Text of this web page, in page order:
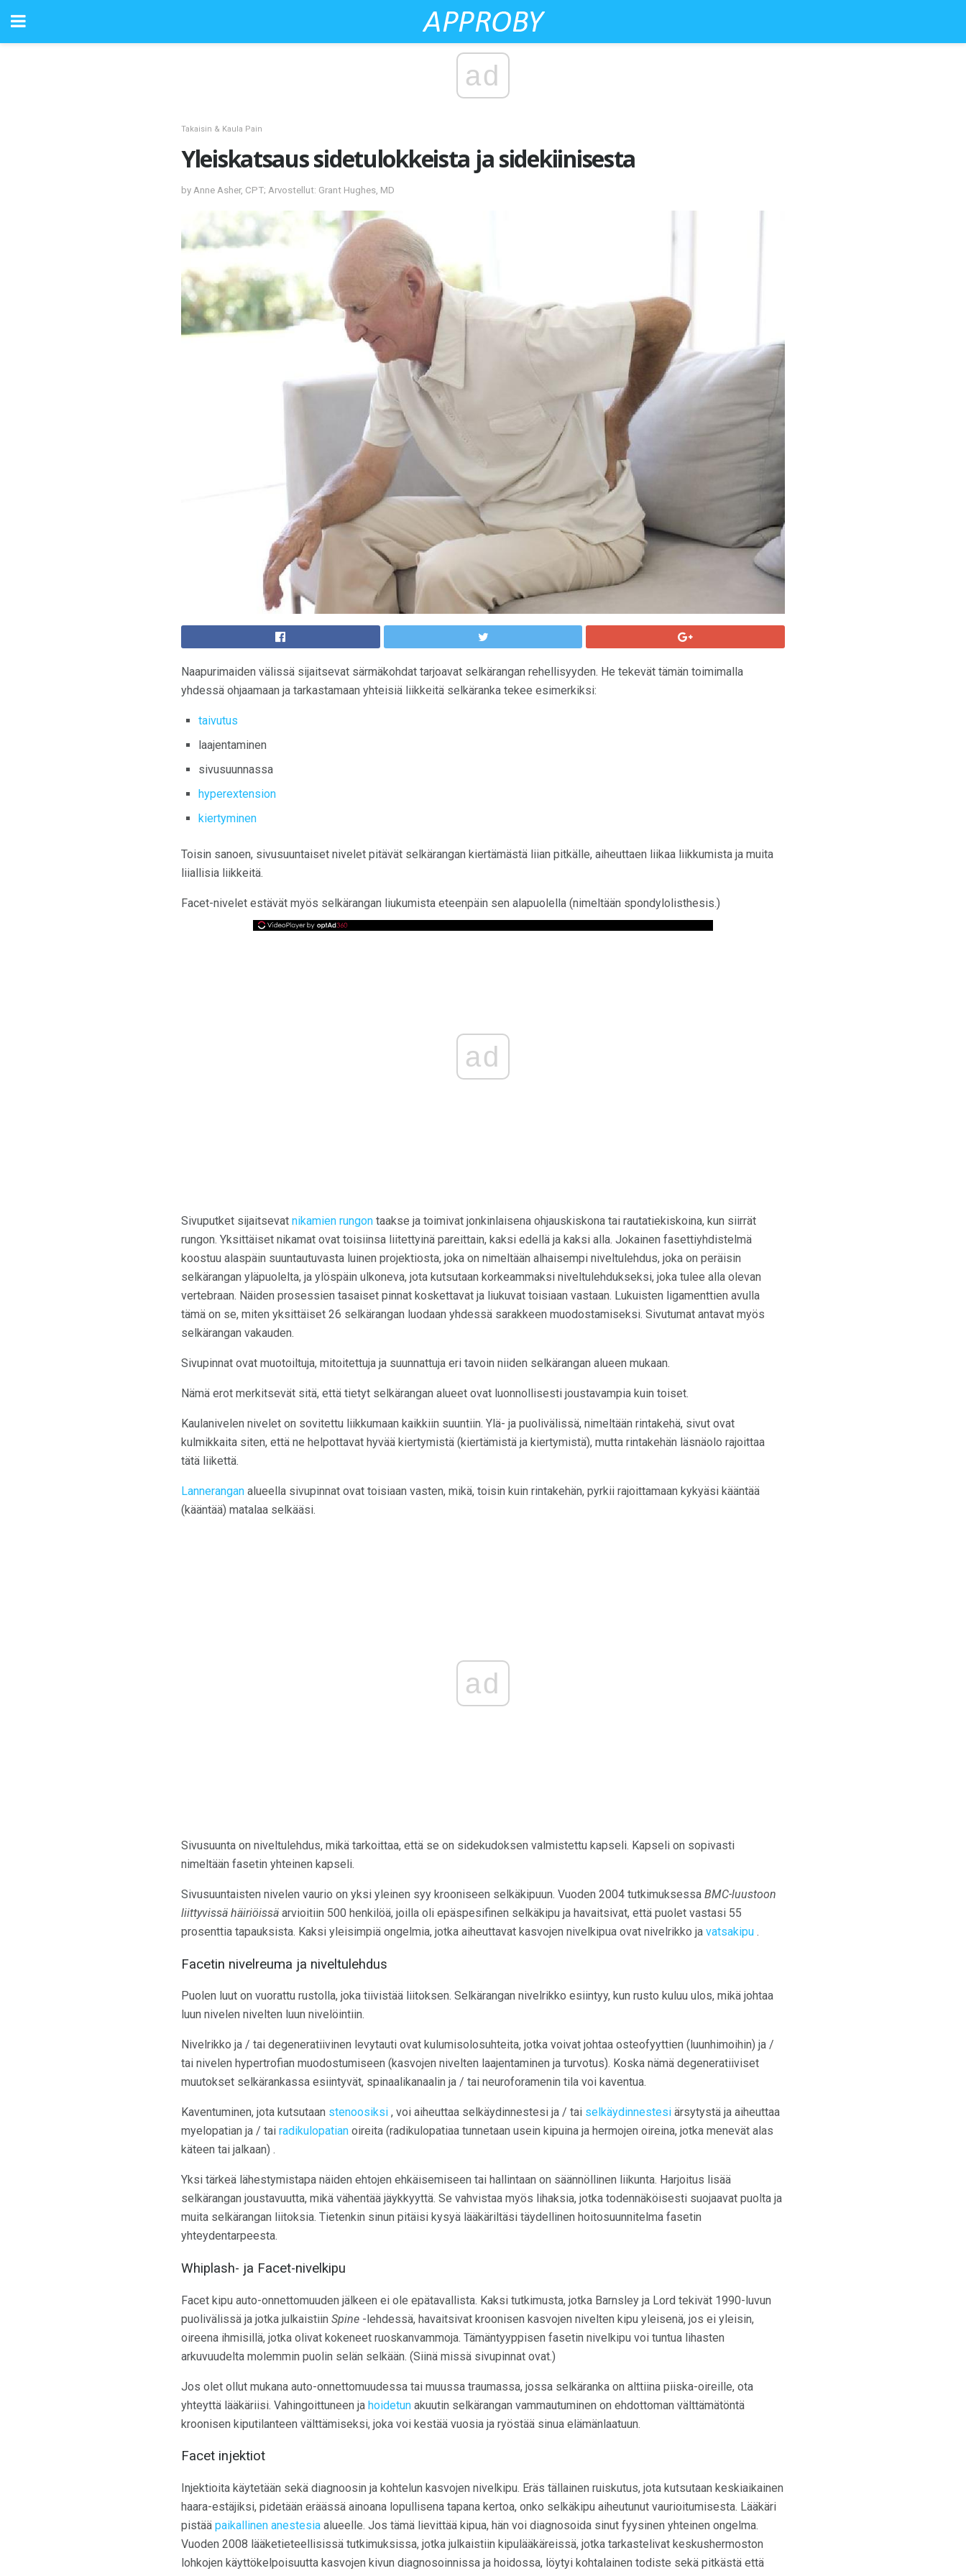
ad
Takaisin & Kaula Pain
Yleiskatsaus sidetulokkeista ja sidekiinisesta
by Anne Asher, CPT; Arvostellut: Grant Hughes, MD
Naapurimaiden välissä sijaitsevat särmäkohdat tarjoavat selkärangan rehellisyyden. He tekevät tämän toimimalla
yhdessä ohjaamaan ja tarkastamaan yhteisiä liikkeitä selkäranka tekee esimerkiksi:
taivutus
laajentaminen
sivusuunnassa
hyperextension
kiertyminen
Toisin sanoen, sivusuuntaiset nivelet pitävät selkärangan kiertämästä liian pitkälle, aiheuttaen liikaa liikkumista ja muita
liiallisia liikkeitä.
Facet-nivelet estävät myös selkärangan liukumista eteenpäin sen alapuolella (nimeltään spondylolisthesis.)
ad
Sivuputket sijaitsevat nikamien rungon taakse ja toimivat jonkinlaisena ohjauskiskona tai rautatiekiskoina, kun siirrät
rungon. Yksittäiset nikamat ovat toisiinsa liitettyinä pareittain, kaksi edellä ja kaksi alla. Jokainen fasettiyhdistelmä
koostuu alaspäin suuntautuvasta luinen projektiosta, joka on nimeltään alhaisempi niveltulehdus, joka on peräisin
selkärangan yläpuolelta, ja ylöspäin ulkoneva, jota kutsutaan korkeammaksi niveltulehdukseksi, joka tulee alla olevan
vertebraan. Näiden prosessien tasaiset pinnat koskettavat ja liukuvat toisiaan vastaan. Lukuisten ligamenttien avulla
tämä on se, miten yksittäiset 26 selkärangan luodaan yhdessä sarakkeen muodostamiseksi. Sivutumat antavat myös
selkärangan vakauden.
Sivupinnat ovat muotoiltuja, mitoitettuja ja suunnattuja eri tavoin niiden selkärangan alueen mukaan.
Nämä erot merkitsevät sitä, että tietyt selkärangan alueet ovat luonnollisesti joustavampia kuin toiset.
Kaulanivelen nivelet on sovitettu liikkumaan kaikkiin suuntiin. Ylä- ja puolivälissä, nimeltään rintakehä, sivut ovat
kulmikkaita siten, että ne helpottavat hyvää kiertymistä (kiertämistä ja kiertymistä), mutta rintakehän läsnäolo rajoittaa
tätä liikettä.
Lannerangan alueella sivupinnat ovat toisiaan vasten, mikä, toisin kuin rintakehän, pyrkii rajoittamaan kykyäsi kääntää
(kääntää) matalaa selkääsi.
ad
Sivusuunta on niveltulehdus, mikä tarkoittaa, että se on sidekudoksen valmistettu kapseli. Kapseli on sopivasti
nimeltään fasetin yhteinen kapseli.
Sivusuuntaisten nivelen vaurio on yksi yleinen syy krooniseen selkäkipuun. Vuoden 2004 tutkimuksessa BMC-luustoon
liittyvissä häiriöissä arvioitiin 500 henkilöä, joilla oli epäspesifinen selkäkipu ja havaitsivat, että puolet vastasi 55
prosenttia tapauksista. Kaksi yleisimpiä ongelmia, jotka aiheuttavat kasvojen nivelkipua ovat nivelrikko ja vatsakipu .
Facetin nivelreuma ja niveltulehdus
Puolen luut on vuorattu rustolla, joka tiivistää liitoksen. Selkärangan nivelrikko esiintyy, kun rusto kuluu ulos, mikä johtaa
luun nivelen nivelten luun nivelöintiin.
Nivelrikko ja / tai degeneratiivinen levytauti ovat kulumisolosuhteita, jotka voivat johtaa osteofyyttien (luunhimoihin) ja /
tai nivelen hypertrofian muodostumiseen (kasvojen nivelten laajentaminen ja turvotus). Koska nämä degeneratiiviset
muutokset selkärankassa esiintyvät, spinaalikanaalin ja / tai neuroforamenin tila voi kaventua.
Kaventuminen, jota kutsutaan stenoosiksi , voi aiheuttaa selkäydinnestesi ja / tai selkäydinnestesi ärsytystä ja aiheuttaa
myelopatian ja / tai radikulopatian oireita (radikulopatiaa tunnetaan usein kipuina ja hermojen oireina, jotka menevät alas
käteen tai jalkaan) .
Yksi tärkeä lähestymistapa näiden ehtojen ehkäisemiseen tai hallintaan on säännöllinen liikunta. Harjoitus lisää
selkärangan joustavuutta, mikä vähentää jäykkyyttä. Se vahvistaa myös lihaksia, jotka todennäköisesti suojaavat puolta ja
muita selkärangan liitoksia. Tietenkin sinun pitäisi kysyä lääkäriltäsi täydellinen hoitosuunnitelma fasetin
yhteydentarpeesta.
Whiplash- ja Facet-nivelkipu
Facet kipu auto-onnettomuuden jälkeen ei ole epätavallista. Kaksi tutkimusta, jotka Barnsley ja Lord tekivät 1990-luvun
puolivälissä ja jotka julkaistiin Spine -lehdessä, havaitsivat kroonisen kasvojen nivelten kipu yleisenä, jos ei yleisin,
oireena ihmisillä, jotka olivat kokeneet ruoskanvammoja. Tämäntyyppisen fasetin nivelkipu voi tuntua lihasten
arkuvuudelta molemmin puolin selän selkään. (Siinä missä sivupinnat ovat.)
Jos olet ollut mukana auto-onnettomuudessa tai muussa traumassa, jossa selkäranka on alttiina piiska-oireille, ota
yhteyttä lääkäriisi. Vahingoittuneen ja hoidetun akuutin selkärangan vammautuminen on ehdottoman välttämätöntä
kroonisen kiputilanteen välttämiseksi, joka voi kestää vuosia ja ryöstää sinua elämänlaatuun.
Facet injektiot
Injektioita käytetään sekä diagnoosin ja kohtelun kasvojen nivelkipu. Eräs tällainen ruiskutus, jota kutsutaan keskiaikainen
haara-estäjiksi, pidetään eräässä ainoana lopullisena tapana kertoa, onko selkäkipu aiheutunut vaurioitumisesta. Lääkäri
pistää paikallinen anestesia alueelle. Jos tämä lievittää kipua, hän voi diagnosoida sinut fyysinen yhteinen ongelma.
Vuoden 2008 lääketieteellisissä tutkimuksissa, jotka julkaistiin kipulääkäreissä, jotka tarkastelivat keskushermoston
lohkojen käyttökelpoisuutta kasvojen kivun diagnosoinnissa ja hoidossa, löytyi kohtalainen todiste sekä pitkästä että